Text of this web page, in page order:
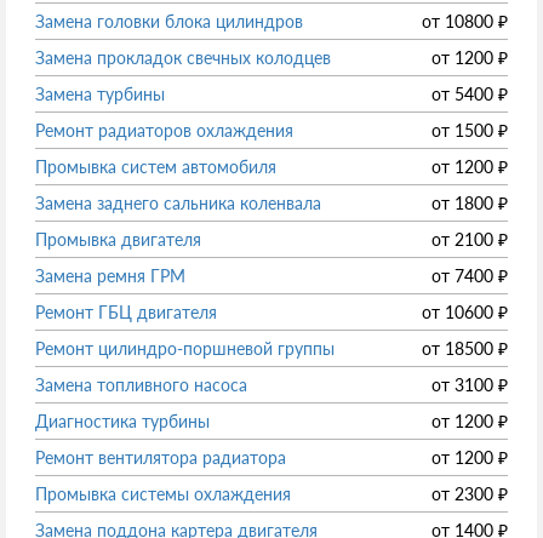
Замена головки блока цилиндров
от 10800 ₽
Замена прокладок свечных колодцев
от 1200 ₽
Замена турбины
от 5400 ₽
Ремонт радиаторов охлаждения
от 1500 ₽
Промывка систем автомобиля
от 1200 ₽
Замена заднего сальника коленвала
от 1800 ₽
Промывка двигателя
от 2100 ₽
Замена ремня ГРМ
от 7400 ₽
Ремонт ГБЦ двигателя
от 10600 ₽
Ремонт цилиндро-поршневой группы
от 18500 ₽
Замена топливного насоса
от 3100 ₽
Диагностика турбины
от 1200 ₽
Ремонт вентилятора радиатора
от 1200 ₽
Промывка системы охлаждения
от 2300 ₽
Замена поддона картера двигателя
от 1400 ₽